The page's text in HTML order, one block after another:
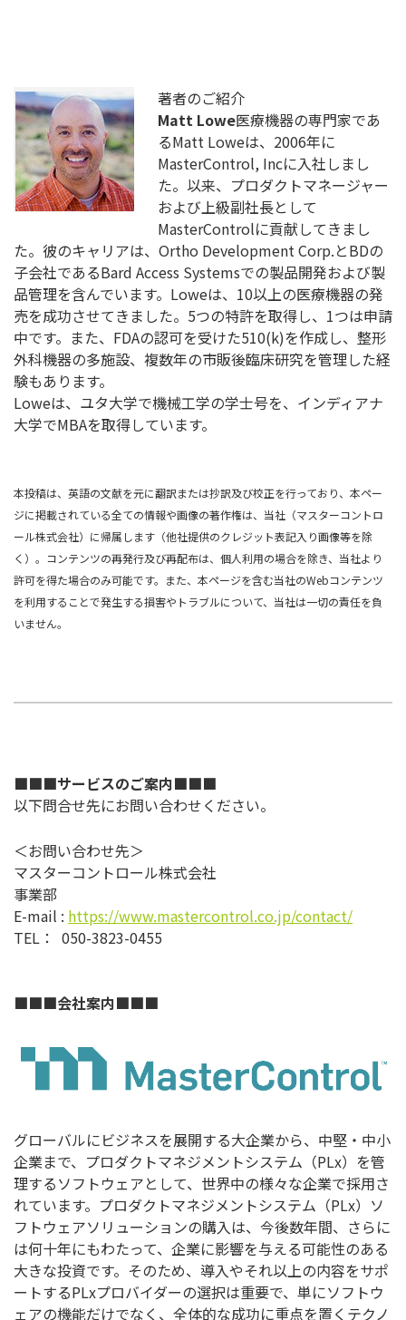
著者のご紹介
Matt Lowe医療機器の専門家であ
るMatt Loweは、2006年に
MasterControl, Incに入社しまし
た。以来、プロダクトマネージャー
および上級副社長として
MasterControlに貢献してきまし
た。彼のキャリアは、Ortho Development Corp.とBDの
子会社であるBard Access Systemsでの製品開発および製
品管理を含んでいます。Loweは、10以上の医療機器の発
売を成功させてきました。5つの特許を取得し、1つは申請
中です。また、FDAの認可を受けた510(k)を作成し、整形
外科機器の多施設、複数年の市販後臨床研究を管理した経
験もあります。
Loweは、ユタ大学で機械工学の学士号を、インディアナ
大学でMBAを取得しています。
本投稿は、英語の文献を元に翻訳または抄訳及び校正を行っており、本ペー
ジに掲載されている全ての情報や画像の著作権は、当社（マスターコントロ
ール株式会社）に帰属します（他社提供のクレジット表記入り画像等を除
く）。コンテンツの再発行及び再配布は、個人利用の場合を除き、当社より
許可を得た場合のみ可能です。また、本ページを含む当社のWebコンテンツ
を利用することで発生する損害やトラブルについて、当社は一切の責任を負
いません。
■■■サービスのご案内■■■
以下問合せ先にお問い合わせください。
＜お問い合わせ先＞
マスターコントロール株式会社
事業部
E-mail : https://www.mastercontrol.co.jp/contact/
TEL： 050-3823-0455
■■■会社案内■■■
グローバルにビジネスを展開する大企業から、中堅・中小
企業まで、プロダクトマネジメントシステム（PLx）を管
理するソフトウェアとして、世界中の様々な企業で採用さ
れています。プロダクトマネジメントシステム（PLx）ソ
フトウェアソリューションの購入は、今後数年間、さらに
は何十年にもわたって、企業に影響を与える可能性のある
大きな投資です。そのため、導入やそれ以上の内容をサポ
ートするPLxプロバイダーの選択は重要で、単にソフトウ
ェアの機能だけでなく、全体的な成功に重点を置くテクノ